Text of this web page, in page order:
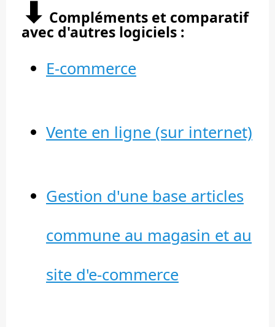
⬇︎ Compléments et comparatif
avec d'autres logiciels :
E-commerce
Vente en ligne (sur internet)
Gestion d'une base articles
commune au magasin et au
site d'e-commerce